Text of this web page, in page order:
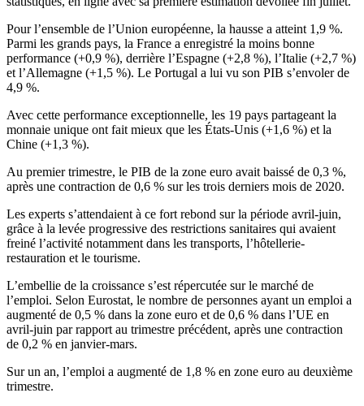
Pour l’ensemble de l’Union européenne, la hausse a atteint 1,9 %.
Parmi les grands pays, la France a enregistré la moins bonne
performance (+0,9 %), derrière l’Espagne (+2,8 %), l’Italie (+2,7 %)
et l’Allemagne (+1,5 %). Le Portugal a lui vu son PIB s’envoler de
4,9 %.
Avec cette performance exceptionnelle, les 19 pays partageant la
monnaie unique ont fait mieux que les États-Unis (+1,6 %) et la
Chine (+1,3 %).
Au premier trimestre, le PIB de la zone euro avait baissé de 0,3 %,
après une contraction de 0,6 % sur les trois derniers mois de 2020.
Les experts s’attendaient à ce fort rebond sur la période avril-juin,
grâce à la levée progressive des restrictions sanitaires qui avaient
freiné l’activité notamment dans les transports, l’hôtellerie-
restauration et le tourisme.
L’embellie de la croissance s’est répercutée sur le marché de
l’emploi. Selon Eurostat, le nombre de personnes ayant un emploi a
augmenté de 0,5 % dans la zone euro et de 0,6 % dans l’UE en
avril-juin par rapport au trimestre précédent, après une contraction
de 0,2 % en janvier-mars.
Sur un an, l’emploi a augmenté de 1,8 % en zone euro au deuxième
trimestre.